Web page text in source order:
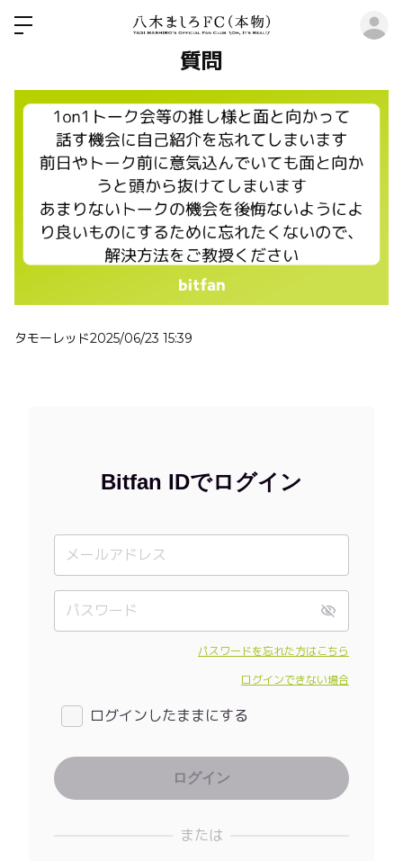
質問
タモーレッド2025/06/23 15:39
Bitfan IDでログイン
パスワードを忘れた方はこちら
ログインできない場合
ログインしたままにする
または